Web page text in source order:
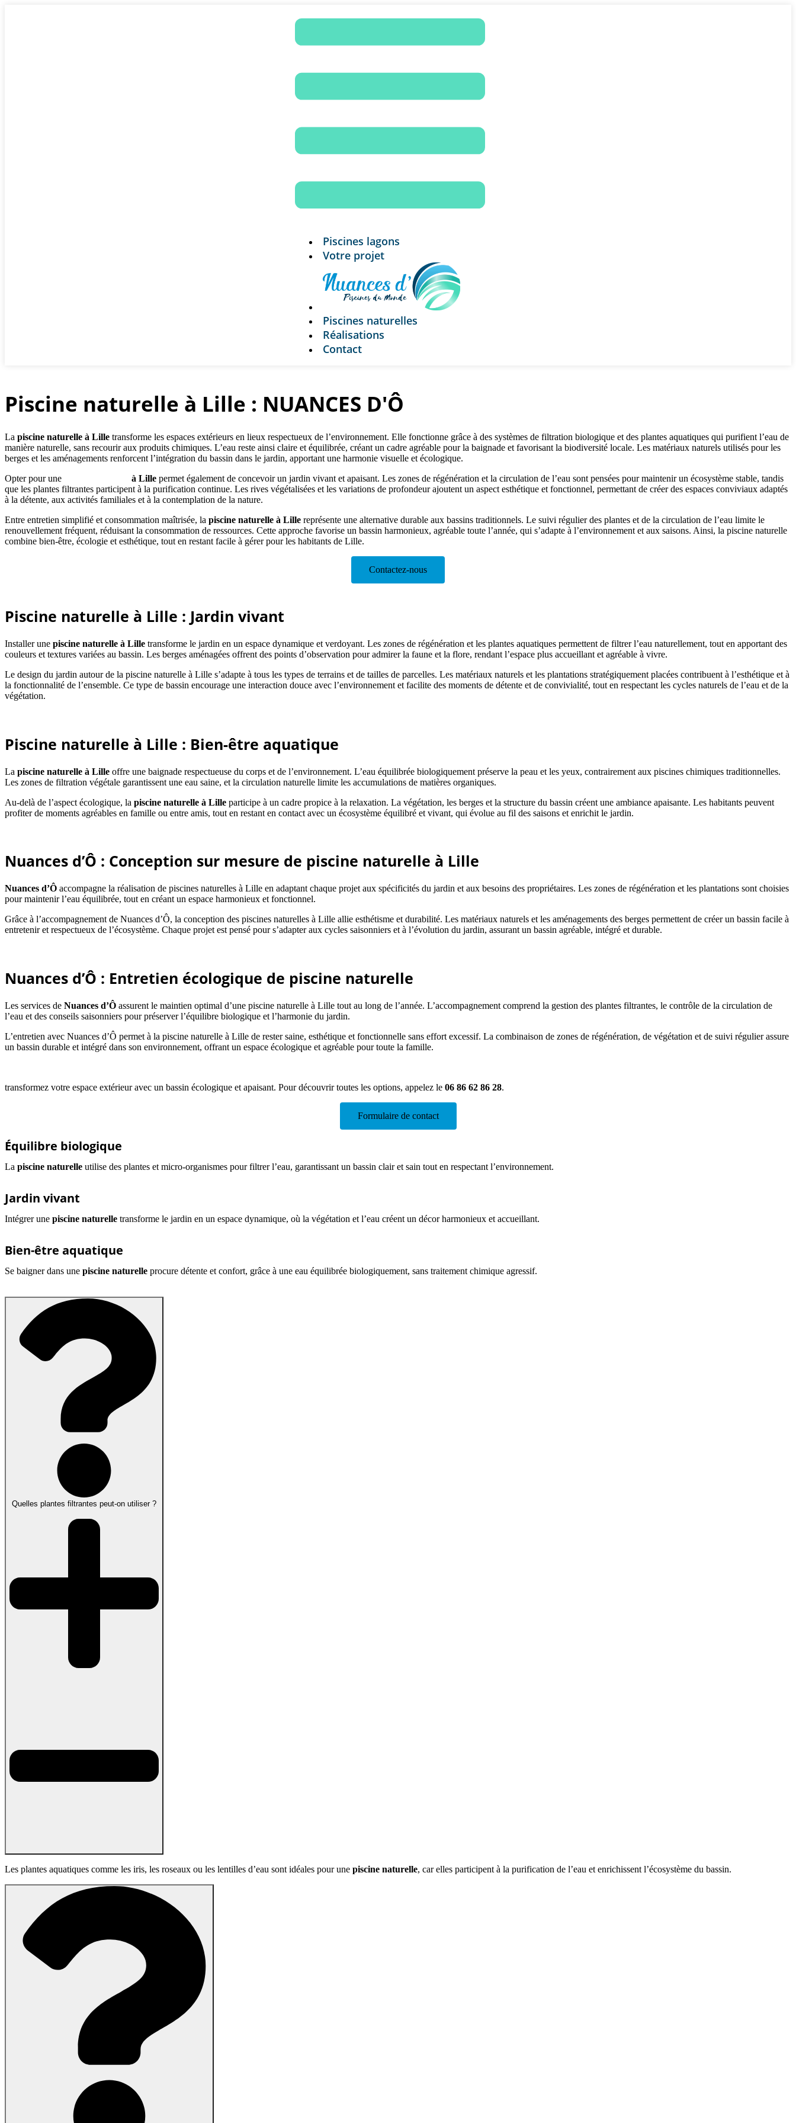
Piscines lagons
Votre projet
Piscines naturelles
Réalisations
Contact
Piscine naturelle à Lille : NUANCES D'Ô
La piscine naturelle à Lille transforme les espaces extérieurs en lieux respectueux de l’environnement. Elle fonctionne grâce à des systèmes de filtration biologique et des plantes aquatiques qui purifient l’eau de
manière naturelle, sans recourir aux produits chimiques. L’eau reste ainsi claire et équilibrée, créant un cadre agréable pour la baignade et favorisant la biodiversité locale. Les matériaux naturels utilisés pour les
berges et les aménagements renforcent l’intégration du bassin dans le jardin, apportant une harmonie visuelle et écologique.
Opter pour une
à Lille permet également de concevoir un jardin vivant et apaisant. Les zones de régénération et la circulation de l’eau sont pensées pour maintenir un écosystème stable, tandis
que les plantes filtrantes participent à la purification continue. Les rives végétalisées et les variations de profondeur ajoutent un aspect esthétique et fonctionnel, permettant de créer des espaces conviviaux adaptés
à la détente, aux activités familiales et à la contemplation de la nature.
Entre entretien simplifié et consommation maîtrisée, la piscine naturelle à Lille représente une alternative durable aux bassins traditionnels. Le suivi régulier des plantes et de la circulation de l’eau limite le
renouvellement fréquent, réduisant la consommation de ressources. Cette approche favorise un bassin harmonieux, agréable toute l’année, qui s’adapte à l’environnement et aux saisons. Ainsi, la piscine naturelle
combine bien-être, écologie et esthétique, tout en restant facile à gérer pour les habitants de Lille.
Contactez-nous
Piscine naturelle à Lille : Jardin vivant
Installer une piscine naturelle à Lille transforme le jardin en un espace dynamique et verdoyant. Les zones de régénération et les plantes aquatiques permettent de filtrer l’eau naturellement, tout en apportant des
couleurs et textures variées au bassin. Les berges aménagées offrent des points d’observation pour admirer la faune et la flore, rendant l’espace plus accueillant et agréable à vivre.
Le design du jardin autour de la piscine naturelle à Lille s’adapte à tous les types de terrains et de tailles de parcelles. Les matériaux naturels et les plantations stratégiquement placées contribuent à l’esthétique et à
la fonctionnalité de l’ensemble. Ce type de bassin encourage une interaction douce avec l’environnement et facilite des moments de détente et de convivialité, tout en respectant les cycles naturels de l’eau et de la
végétation.
Piscine naturelle à Lille : Bien-être aquatique
La piscine naturelle à Lille offre une baignade respectueuse du corps et de l’environnement. L’eau équilibrée biologiquement préserve la peau et les yeux, contrairement aux piscines chimiques traditionnelles.
Les zones de filtration végétale garantissent une eau saine, et la circulation naturelle limite les accumulations de matières organiques.
Au-delà de l’aspect écologique, la piscine naturelle à Lille participe à un cadre propice à la relaxation. La végétation, les berges et la structure du bassin créent une ambiance apaisante. Les habitants peuvent
profiter de moments agréables en famille ou entre amis, tout en restant en contact avec un écosystème équilibré et vivant, qui évolue au fil des saisons et enrichit le jardin.
Nuances d’Ô : Conception sur mesure de piscine naturelle à Lille
Nuances d’Ô accompagne la réalisation de piscines naturelles à Lille en adaptant chaque projet aux spécificités du jardin et aux besoins des propriétaires. Les zones de régénération et les plantations sont choisies
pour maintenir l’eau équilibrée, tout en créant un espace harmonieux et fonctionnel.
Grâce à l’accompagnement de Nuances d’Ô, la conception des piscines naturelles à Lille allie esthétisme et durabilité. Les matériaux naturels et les aménagements des berges permettent de créer un bassin facile à
entretenir et respectueux de l’écosystème. Chaque projet est pensé pour s’adapter aux cycles saisonniers et à l’évolution du jardin, assurant un bassin agréable, intégré et durable.
Nuances d’Ô : Entretien écologique de piscine naturelle
Les services de Nuances d’Ô assurent le maintien optimal d’une piscine naturelle à Lille tout au long de l’année. L’accompagnement comprend la gestion des plantes filtrantes, le contrôle de la circulation de
l’eau et des conseils saisonniers pour préserver l’équilibre biologique et l’harmonie du jardin.
L’entretien avec Nuances d’Ô permet à la piscine naturelle à Lille de rester saine, esthétique et fonctionnelle sans effort excessif. La combinaison de zones de régénération, de végétation et de suivi régulier assure
un bassin durable et intégré dans son environnement, offrant un espace écologique et agréable pour toute la famille.
transformez votre espace extérieur avec un bassin écologique et apaisant. Pour découvrir toutes les options, appelez le 06 86 62 86 28.
Formulaire de contact
Équilibre biologique
La piscine naturelle utilise des plantes et micro-organismes pour filtrer l’eau, garantissant un bassin clair et sain tout en respectant l’environnement.
Jardin vivant
Intégrer une piscine naturelle transforme le jardin en un espace dynamique, où la végétation et l’eau créent un décor harmonieux et accueillant.
Bien-être aquatique
Se baigner dans une piscine naturelle procure détente et confort, grâce à une eau équilibrée biologiquement, sans traitement chimique agressif.
Quelles plantes filtrantes peut-on utiliser ?
Les plantes aquatiques comme les iris, les roseaux ou les lentilles d’eau sont idéales pour une piscine naturelle, car elles participent à la purification de l’eau et enrichissent l’écosystème du bassin.